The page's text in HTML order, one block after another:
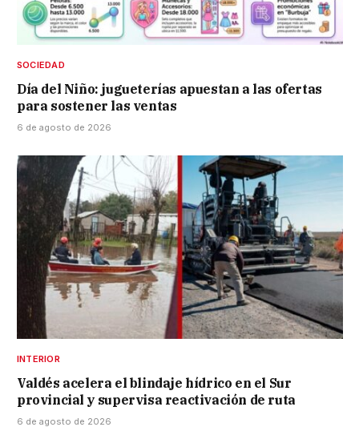
SOCIEDAD
Día del Niño: jugueterías apuestan a las ofertas
para sostener las ventas
6 de agosto de 2026
INTERIOR
Valdés acelera el blindaje hídrico en el Sur
provincial y supervisa reactivación de ruta
6 de agosto de 2026